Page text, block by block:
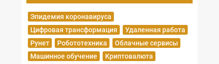
Эпидемия коронавируса
Цифровая трансформация
Удаленная работа
Рунет
Робототехника
Облачные сервисы
Машинное обучение
Криптовалюта